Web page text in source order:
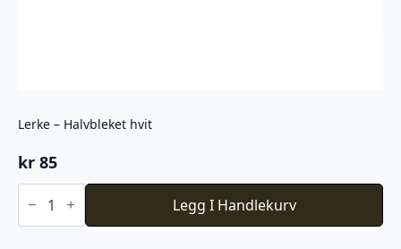
Lerke – Halvbleket hvit
kr 85
Lerke
Halvbleket
hvit
Legg I Handlekurv